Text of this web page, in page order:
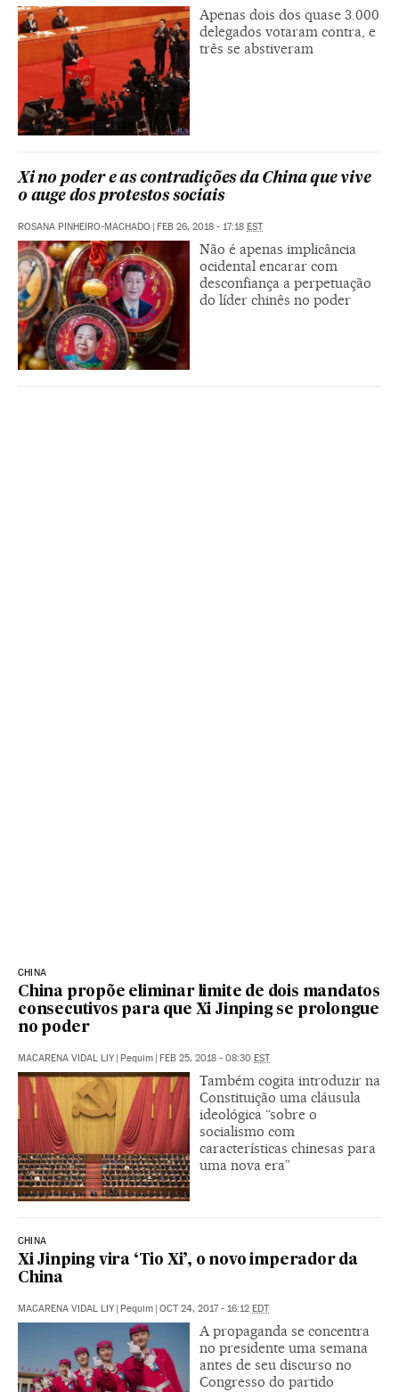
Apenas dois dos quase 3.000
delegados votaram contra, e
três se abstiveram
Xi no poder e as contradições da China que vive
o auge dos protestos sociais
ROSANA PINHEIRO-MACHADO | FEB 26, 2018 - 17:18 EST
Não é apenas implicância
ocidental encarar com
desconfiança a perpetuação
do líder chinês no poder
CHINA
China propõe eliminar limite de dois mandatos
consecutivos para que Xi Jinping se prolongue
no poder
MACARENA VIDAL LIY | Pequim | FEB 25, 2018 - 08:30 EST
Também cogita introduzir na
Constituição uma cláusula
ideológica “sobre o
socialismo com
características chinesas para
uma nova era”
CHINA
Xi Jinping vira ‘Tio Xi’, o novo imperador da
China
MACARENA VIDAL LIY | Pequim | OCT 24, 2017 - 16:12 EDT
A propaganda se concentra
no presidente uma semana
antes de seu discurso no
Congresso do partido